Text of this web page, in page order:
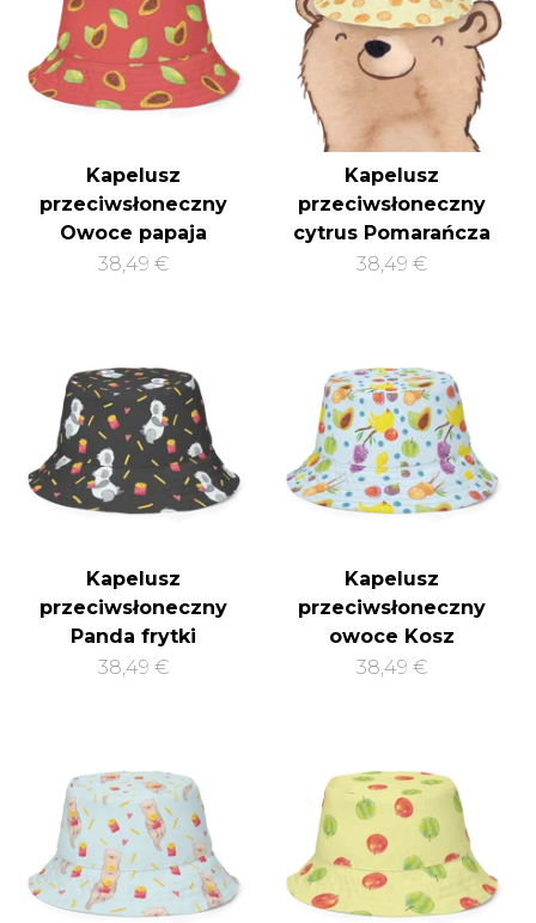
Kapelusz
przeciwsłoneczny
Owoce papaja
38,49 €
Kapelusz
przeciwsłoneczny
cytrus Pomarańcza
38,49 €
Kapelusz
przeciwsłoneczny
Panda frytki
38,49 €
Kapelusz
przeciwsłoneczny
owoce Kosz
38,49 €